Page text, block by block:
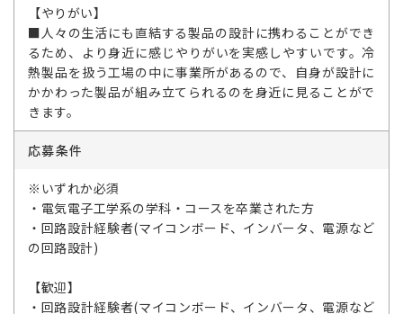
【やりがい】
■人々の生活にも直結する製品の設計に携わることができ
るため、より身近に感じやりがいを実感しやすいです。冷
熱製品を扱う工場の中に事業所があるので、自身が設計に
かかわった製品が組み立てられるのを身近に見ることがで
きます。
応募条件
※いずれか必須
・電気電子工学系の学科・コースを卒業された方
・回路設計経験者(マイコンボード、インバータ、電源など
の回路設計)
【歓迎】
・回路設計経験者(マイコンボード、インバータ、電源など